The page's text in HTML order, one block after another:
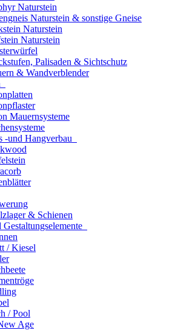
Naturstein
Naturstein & sonstige Gneise
Naturstein
Naturstein
Palisaden & Sichtschutz
& Wandverblender
Mauernsysteme
-und Hangverbau
& Schienen
/ Kiesel
/ Pool
Age